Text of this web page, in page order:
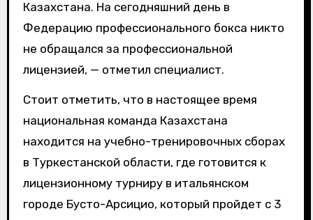
Казахстана. На сегодняшний день в
Федерацию профессионального бокса никто
не обращался за профессиональной
лицензией, — отметил специалист.
Стоит отметить, что в настоящее время
национальная команда Казахстана
находится на учебно-тренировочных сборах
в Туркестанской области, где готовится к
лицензионному турниру в итальянском
городе Бусто-Арсицио, который пройдет с 3